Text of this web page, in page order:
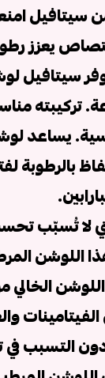
يعزز
سيتافيل
يدوم لمدة 24 ساعة.
يساعد
بالرطوبة
لا تُسبّب
اللوشن
الخالي
التسبب في